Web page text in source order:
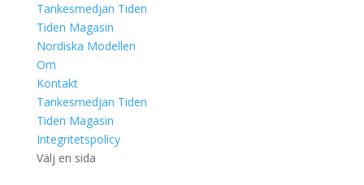
Tankesmedjan Tiden
Tiden Magasin
Nordiska Modellen
Om
Kontakt
Tankesmedjan Tiden
Tiden Magasin
Integritetspolicy
Välj en sida